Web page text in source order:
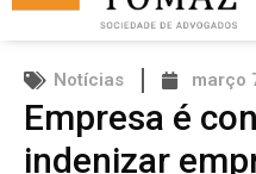
Notícias março
Empresa é
indenizar